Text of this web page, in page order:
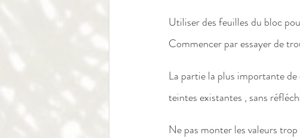
Utiliser des feuilles du bloc
Commencer par essayer de
La partie la plus importante de
teintes existantes , sans
Ne pas monter les valeurs